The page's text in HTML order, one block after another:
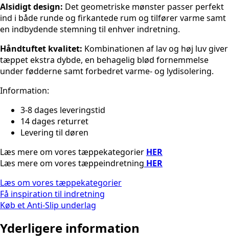
Alsidigt design: Det geometriske mønster passer perfekt
ind i både runde og firkantede rum og tilfører varme samt
en indbydende stemning til enhver indretning.
Håndtuftet kvalitet: Kombinationen af lav og høj luv giver
tæppet ekstra dybde, en behagelig blød fornemmelse
under fødderne samt forbedret varme- og lydisolering.
Information:
3-8 dages leveringstid
14 dages returret
Levering til døren
Læs mere om vores tæppekategorier HER
Læs mere om vores tæppeindretning HER
Læs om vores tæppekategorier
Få inspiration til indretning
Køb et Anti-Slip underlag
Yderligere information